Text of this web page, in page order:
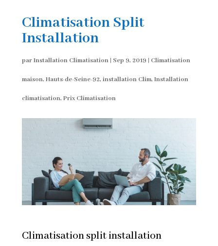
Climatisation Split
Installation
parInstallation Climatisation | Sep 9, 2019 | Climatisation
maison, Hauts-de-Seine-92, installation Clim, Installation
climatisation, Prix Climatisation
Climatisation split installation